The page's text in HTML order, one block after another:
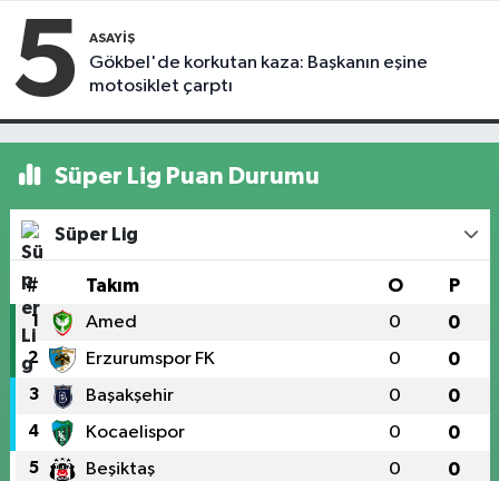
5 ASAYIŞ
Gökbel'de korkutan kaza: Başkanın eşine
motosiklet çarptı
Süper Lig Puan Durumu
Süper Lig
# Takım O P
1 Amed 0 0
2 Erzurumspor FK 0 0
3 Başakşehir 0 0
4 Kocaelispor 0 0
5 Beşiktaş 0 0